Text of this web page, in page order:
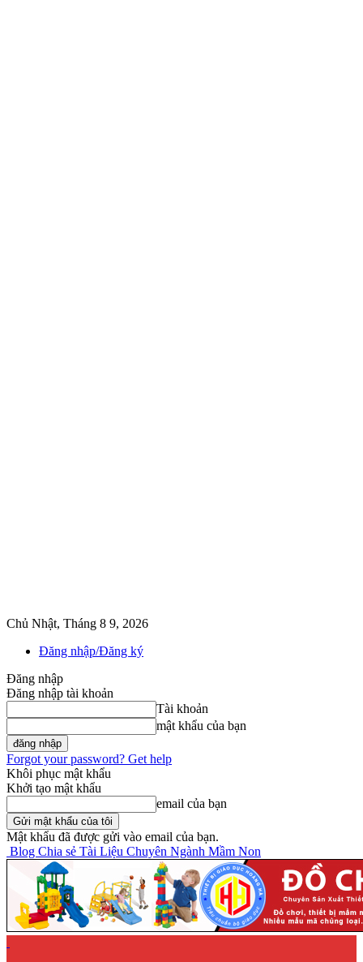
Chủ Nhật, Tháng 8 9, 2026
Đăng nhập/Đăng ký
Đăng nhập
Đăng nhập tài khoản
Tài khoản
mật khẩu của bạn
Forgot your password? Get help
Khôi phục mật khẩu
Khởi tạo mật khẩu
email của bạn
Mật khẩu đã được gửi vào email của bạn.
Blog Chia sẻ Tài Liệu Chuyên Ngành Mầm Non